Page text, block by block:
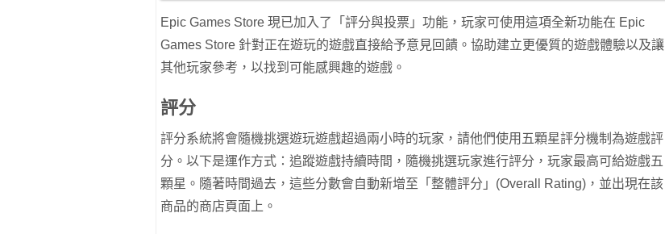
Epic Games Store 現已加入了「評分與投票」功能，玩家可使用這項全新功能在 Epic
Games Store 針對正在遊玩的遊戲直接給予意見回饋。協助建立更優質的遊戲體驗以及讓
其他玩家參考，以找到可能感興趣的遊戲。
評分
評分系統將會隨機挑選遊玩遊戲超過兩小時的玩家，請他們使用五顆星評分機制為遊戲評
分。以下是運作方式：追蹤遊戲持續時間，隨機挑選玩家進行評分，玩家最高可給遊戲五
顆星。隨著時間過去，這些分數會自動新增至「整體評分」(Overall Rating)，並出現在該
商品的商店頁面上。